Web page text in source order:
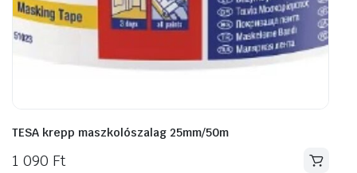
TESA krepp maszkolószalag 25mm/50m
1 090 Ft